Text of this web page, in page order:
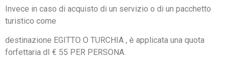
Invece in caso di acquisto di un servizio o di un pacchetto
turistico come
destinazione EGITTO O TURCHIA , è applicata una quota
forfettaria dI € 55 PER PERSONA.